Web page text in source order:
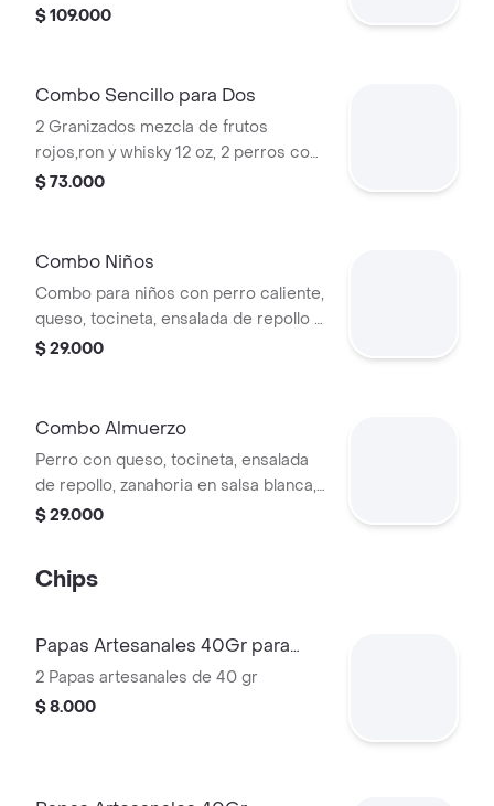
artesanales, 2 porciones de crispetas
$ 109.000
Combo Sencillo para Dos
2 Granizados mezcla de frutos
rojos,ron y whisky 12 oz, 2 perros con
queso, tocineta, ensalada de repollos
$ 73.000
Combo Niños
Combo para niños con perro caliente,
queso, tocineta, ensalada de repollo y
zanahoria, crispetas y Coca-Cola
$ 29.000
Combo Almuerzo
Perro con queso, tocineta, ensalada
de repollo, zanahoria en salsa blanca,
ensaladas de la casa con papas
$ 29.000
Chips
Papas Artesanales 40Gr para
Dos
2 Papas artesanales de 40 gr
$ 8.000